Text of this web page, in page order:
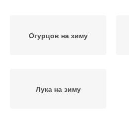
Огурцов на зиму
Лука на зиму